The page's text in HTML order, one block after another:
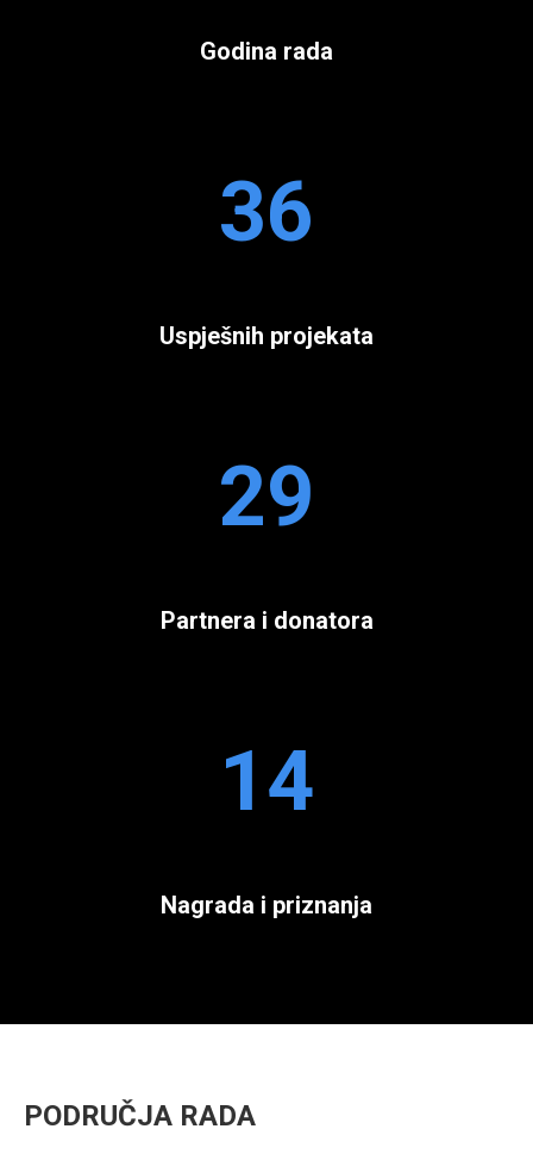
Godina rada
36
Uspješnih projekata
29
Partnera i donatora
14
Nagrada i priznanja
PODRUČJA RADA